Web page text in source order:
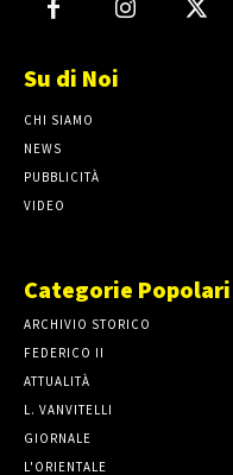
Su di Noi
CHI SIAMO
NEWS
PUBBLICITÀ
VIDEO
Categorie Popolari
ARCHIVIO STORICO
FEDERICO II
ATTUALITÀ
L. VANVITELLI
GIORNALE
L'ORIENTALE